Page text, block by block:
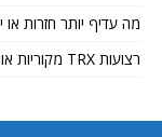
מה עדיף יותר חזרות
רצועות TRX מקוריות או חיקוי?